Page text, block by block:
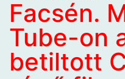
Facsén.
Tube-on
betiltott